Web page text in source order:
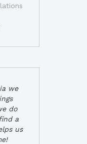
we
do
a
us